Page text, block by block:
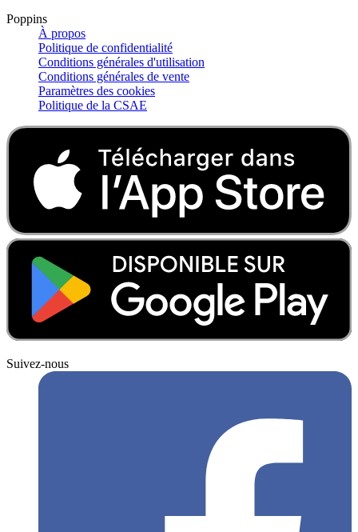
Poppins
À propos
Politique de confidentialité
Conditions générales d'utilisation
Conditions générales de vente
Paramètres des cookies
Politique de la CSAE
Suivez-nous